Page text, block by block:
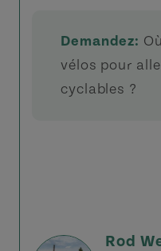
Demandez:
vélos pour
cyclables ?
Rod